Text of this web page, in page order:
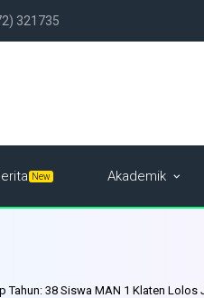
321735
New Akademik
Tahun: 38 Siswa MAN 1 Klaten Lolos